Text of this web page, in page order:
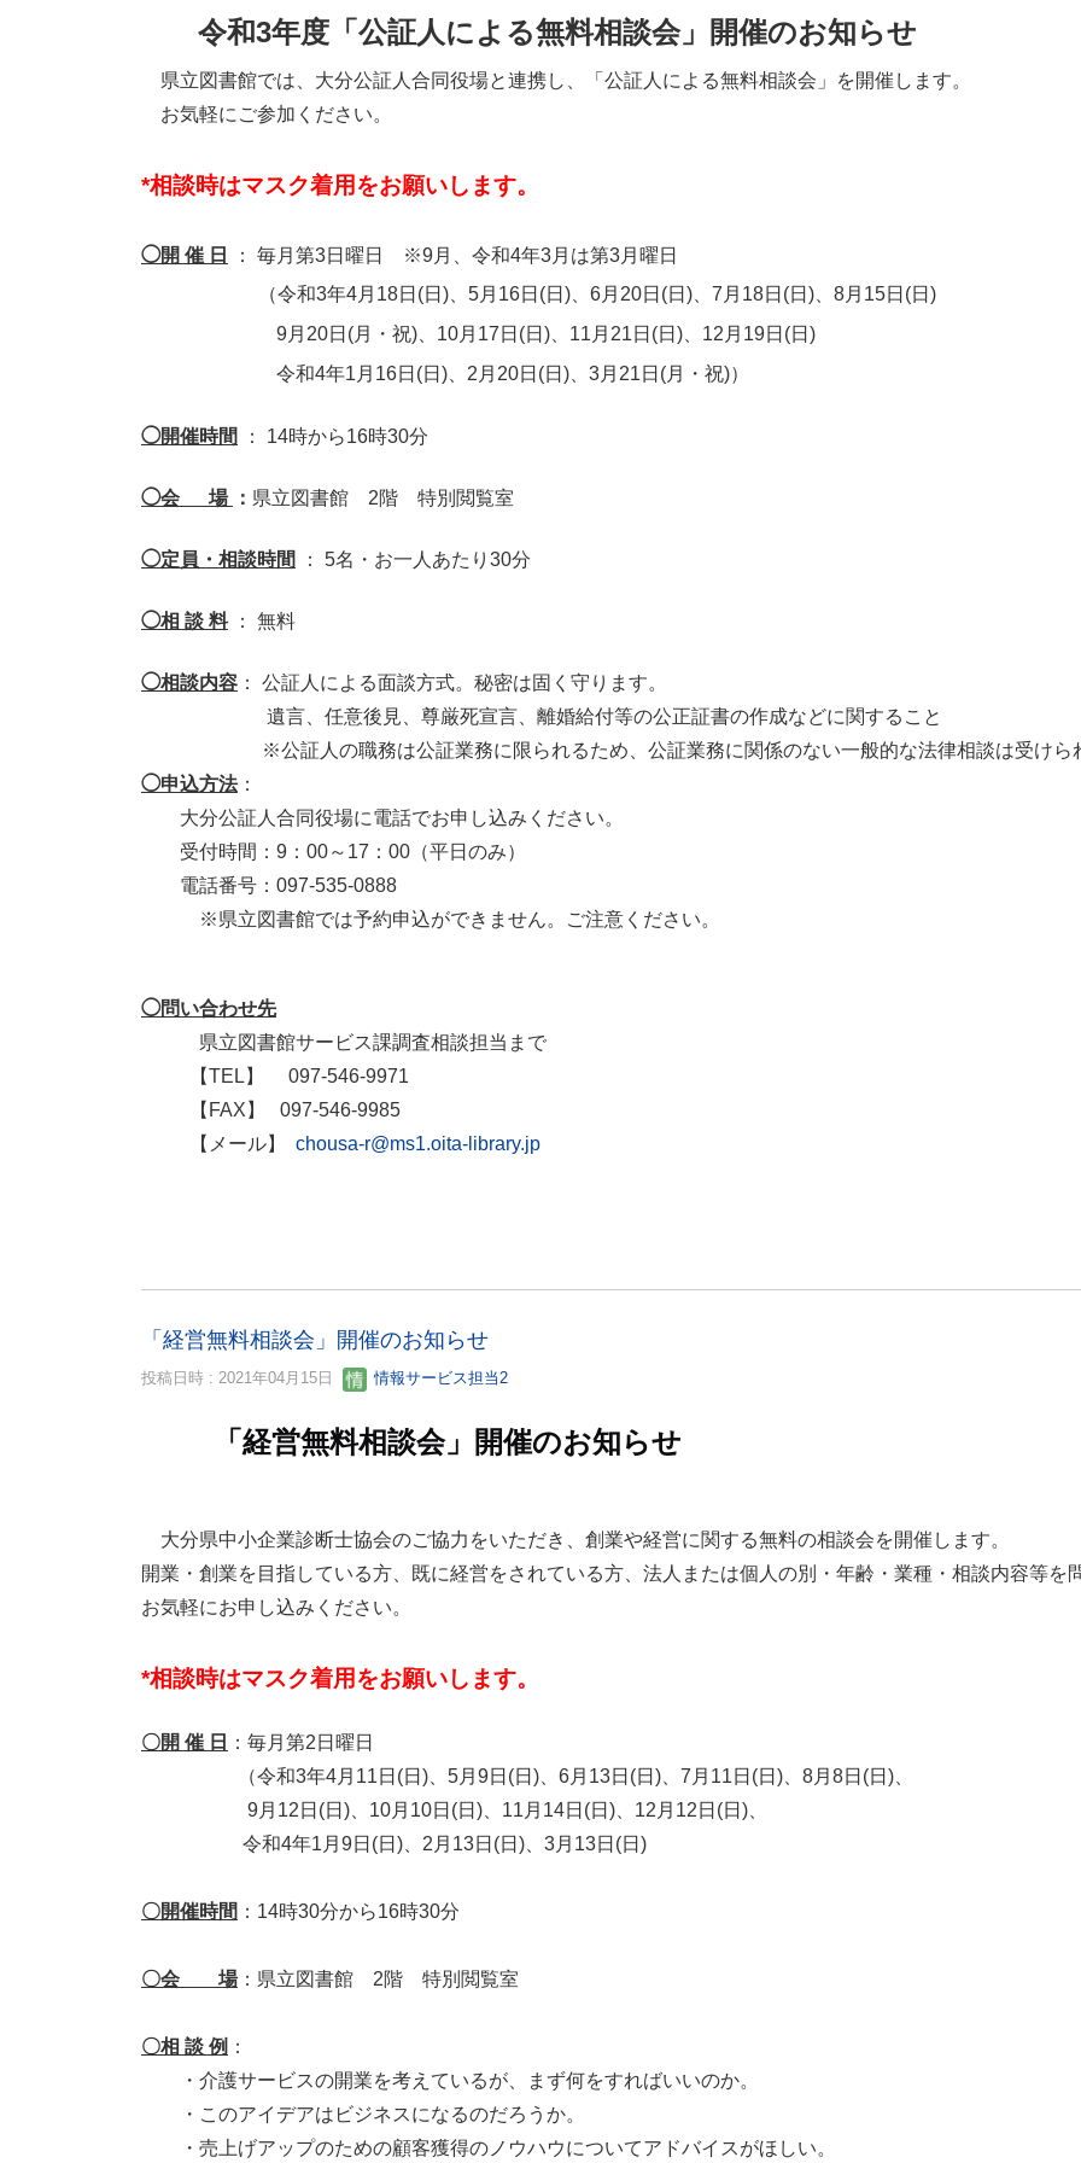
令和3年度「公証人による無料相談会」開催のお知らせ
県立図書館では、大分公証人合同役場と連携し、「公証人による無料相談会」を開催します。
お気軽にご参加ください。
*相談時はマスク着用をお願いします。
◯開 催 日
： 毎月第3日曜日 ※9月、令和4年3月は第3月曜日
（令和3年4月18日(日)、5月16日(日)、6月20日(日)、7月18日(日)、8月15日(日)
9月20日(月・祝)、10月17日(日)、11月21日 (日)、12月19日 (日)
令和4年1月16日 (日) 、2月20日(日)、3月21日(月・祝)）
◯開催時間 ： 14時から16時30分
◯会 場 ： 県立図書館 2階 特別閲覧室
◯定員・相談時間 ： 5名・お一人あたり30分
◯相 談 料： 無料
◯相談内容 ： 公証人による面談方式。秘密は固く守ります。
遺言、任意後見、尊厳死宣言、離婚給付等の公正証書の作成などに関すること
※公証人の職務は公証業務に限られるため、 公証業務に関係のない一般的な法律相談は受けら
◯申込方法：
大分公証人合同役場に電話でお申し込みください。
受付時間：9：00～17：00（平日のみ）
電話番号：097-535-0888
※県立図書館では予約申込ができません。ご注意ください。
◯問い合わせ先
県立図書館サービス課調査相談担当まで
【TEL】 097-546-9971
【FAX】 097-546-9985
【メール】 chousa-r@ms1.oita-library.jp
「経営無料相談会」開催のお知らせ
投稿日時 : 2021年04月15日 情報サービス担当2
「経営無料相談会」開催のお知らせ
大分県中小企業診断士協会のご協力をいただき、創業や経営に関する無料の相談会を開催します。
開業・創業を目指している方、既に経営をされている方、法人または個人の別・年齢・業種・相談内容等を
お気軽にお申し込みください。
*相談時はマスク着用をお願いします。
〇開 催 日
：毎月第2日曜日
（令和3年4月11日(日)、5月9日(日)、6月13日(日)、7月11日(日)、8月8日(日)、
9月12日(日)、10月10日(日)、11月14日(日)、12月12日(日)、
令和4年1月9日(日)、2月13日(日)、3月13日(日)
〇開催時間 ：14時30分から16時30分
〇会 場：県立図書館 2階 特別閲覧室
〇相 談 例 ：
・介護サービスの開業を考えているが、まず何をすればいいのか。
・このアイデアはビジネスになるのだろうか。
・売上げアップのための顧客獲得のノウハウについてアドバイスがほしい。